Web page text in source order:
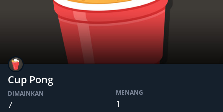
Cup Pong
DIMAINKAN
7
MENANG
1